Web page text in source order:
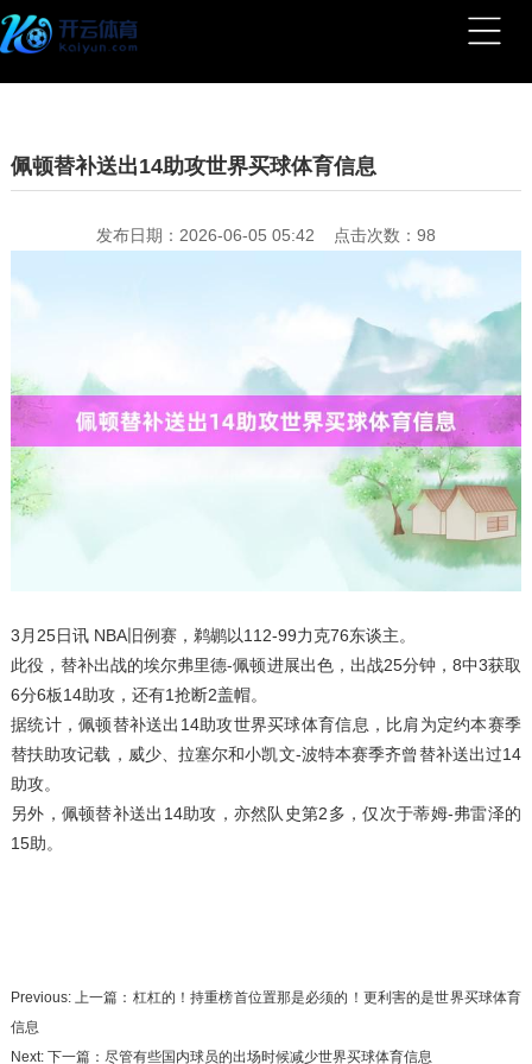
佩顿替补送出14助攻世界买球体育信息
发布日期：2026-06-05 05:42 点击次数：98
3月25日讯 NBA旧例赛，鹈鹕以112-99力克76东谈主。
此役，替补出战的埃尔弗里德-佩顿进展出色，出战25分钟，8中3获取
6分6板14助攻，还有1抢断2盖帽。
据统计，佩顿替补送出14助攻世界买球体育信息，比肩为定约本赛季
替扶助攻记载，威少、拉塞尔和小凯文-波特本赛季齐曾替补送出过14
助攻。
另外，佩顿替补送出14助攻，亦然队史第2多，仅次于蒂姆-弗雷泽的
15助。
Previous: 上一篇： 杠杠的！持重榜首位置那是必须的！更利害的是世界买球体育
信息
Next: 下一篇： 尽管有些国内球员的出场时候减少世界买球体育信息